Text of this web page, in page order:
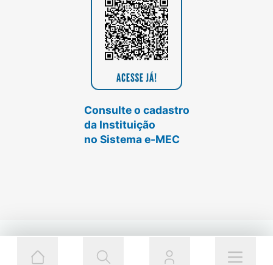
Consulte o cadastro
da Instituição
no Sistema e-MEC